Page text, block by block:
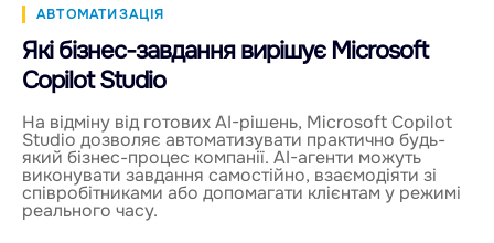
АВТОМАТИЗАЦІЯ
Які бізнес-завдання вирішує Microsoft
Copilot Studio
На відміну від готових AI-рішень, Microsoft Copilot
Studio дозволяє автоматизувати практично будь-
який бізнес-процес компанії. AI-агенти можуть
виконувати завдання самостійно, взаємодіяти зі
співробітниками або допомагати клієнтам у режимі
реального часу.